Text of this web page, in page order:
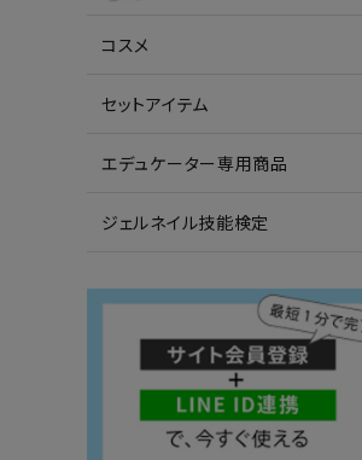
コスメ
セットアイテム
エデュケーター専用商品
ジェルネイル技能検定